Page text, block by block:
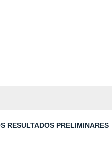
RESULTADOS PRELIMINARES